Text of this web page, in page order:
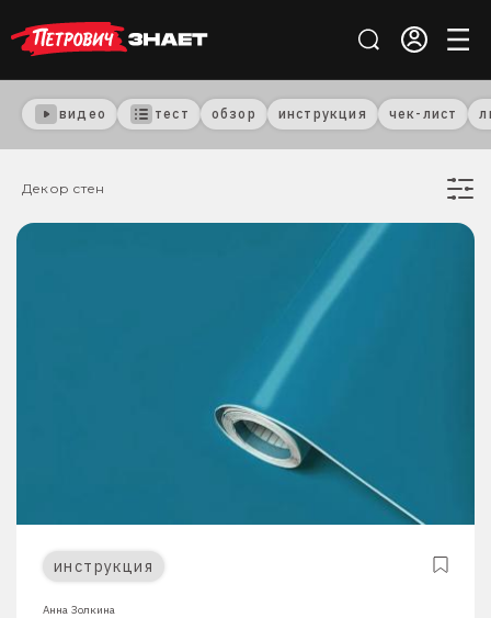
видео тест обзор инструкция чек-лист
Декор стен
инструкция
Анна Золкина